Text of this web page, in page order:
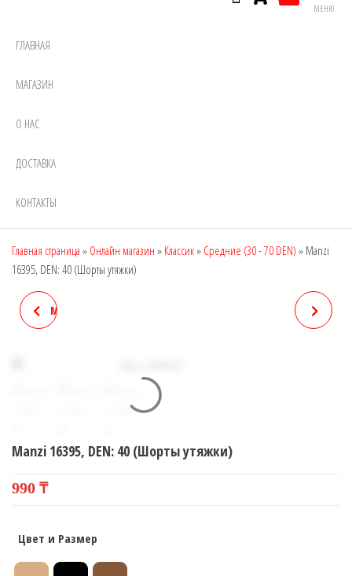
МЕНЮ
ГЛАВНАЯ
МАГАЗИН
О НАС
ДОСТАВКА
КОНТАКТЫ
Главная страница » Онлайн магазин » Классик» Средние (30 - 70 DEN) » Manzi
16395, DEN: 40 (Шорты утяжки)
MANZI 16348, DEN: 15 (ДЛЯ
Manzi 16395, DEN: 40 (Шорты утяжки)
990 ₸
Цвет и Размер